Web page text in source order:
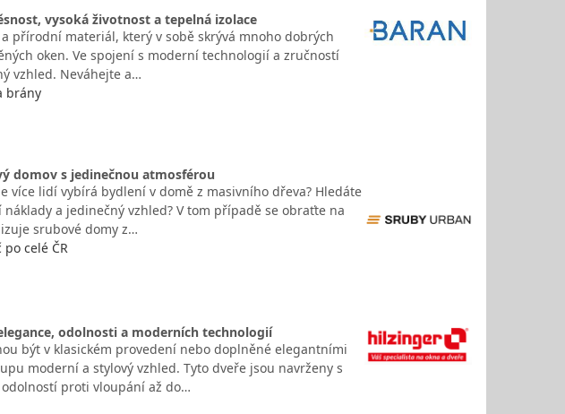
vysoká životnost a tepelná izolace
přírodní materiál, který v sobě skrývá mnoho dobrých
oken. Ve spojení s moderní technologií a zručností
vzhled. Neváhejte a…
brány
domov s jedinečnou atmosférou
více lidí vybírá bydlení v domě z masivního dřeva? Hledáte
a jedinečný vzhled? V tom případě se obraťte na
srubové domy z…
celé ČR
odolnosti a moderních technologií
být v klasickém provedení nebo doplněné elegantními
moderní a stylový vzhled. Tyto dveře jsou navrženy s
proti vloupání až do…